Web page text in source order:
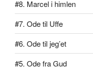
#8. Marcel i himlen
#7. Ode til Uffe
#6. Ode til jeg’et
#5. Ode fra Gud